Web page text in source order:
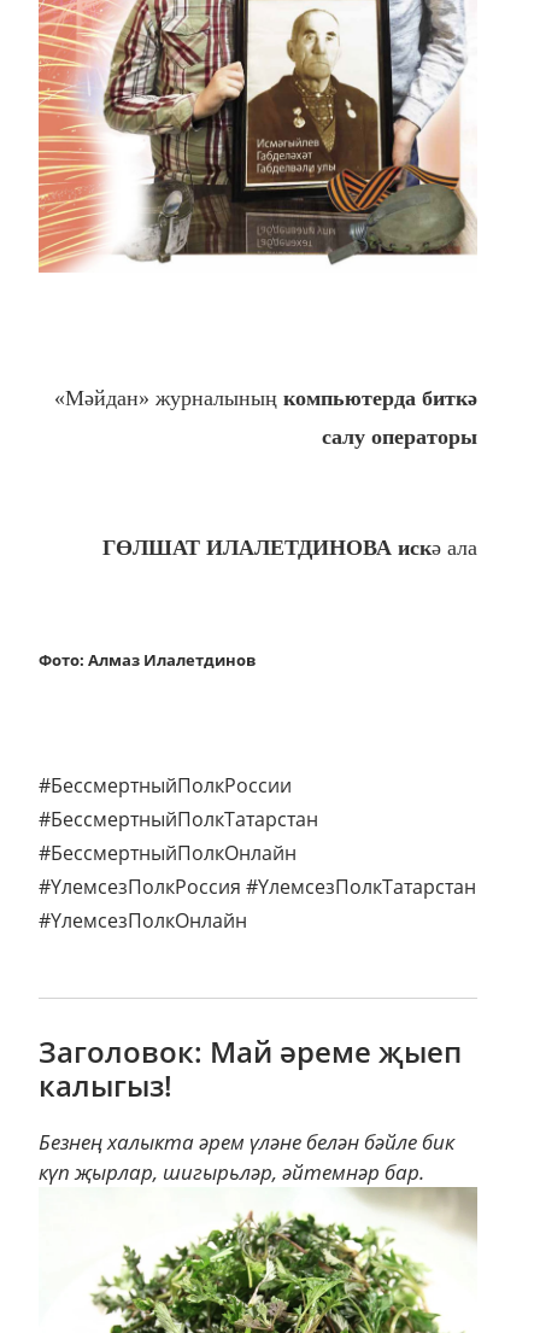
«Мәйдан» журналының компьютерда биткә
салу операторы
ГӨЛШАТ ИЛАЛЕТДИНОВА искә ала
Фото: Алмаз Илалетдинов
#БессмертныйПолкРоссии
#БессмертныйПолкТатарстан
#БессмертныйПолкОнлайн
#ҮлемсезПолкРоссия #ҮлемсезПолкТатарстан
#ҮлемсезПолкОнлайн
Заголовок: Май әреме җыеп
калыгыз!
Безнең халыкта әрем үләне белән бәйле бик
күп җырлар, шигырьләр, әйтемнәр бар.